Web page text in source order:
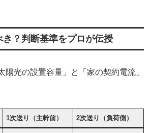
き？判断基準をプロが伝授
陽光の設置容量」と「家の契約電流」
1次送り（主幹前） 2次送り（負荷側）